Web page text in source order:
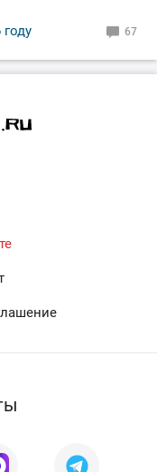
67